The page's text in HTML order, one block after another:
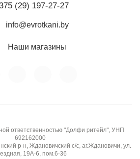
(29) 197-27-27
info@evrotkani.by
Наши магазины
ответственностью "Долфи ритейл", УНП
692162000
р-н, Ждановичский с/с, аг.Ждановичи, ул.
19А-6, пом.6-36